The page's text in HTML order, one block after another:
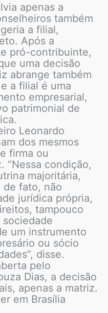
apenas a
também
a filial,
Após a
pró-contribuinte,
uma decisão
abrange também
a filial é uma
empresarial,
patrimonial de
Leonardo
dos mesmos
firma ou
“Nessa condição,
majoritária,
de fato, não
jurídica própria,
tampouco
um instrumento
ou sócio
disse.
pelo
Dias, a decisão
apenas a matriz.
em Brasília